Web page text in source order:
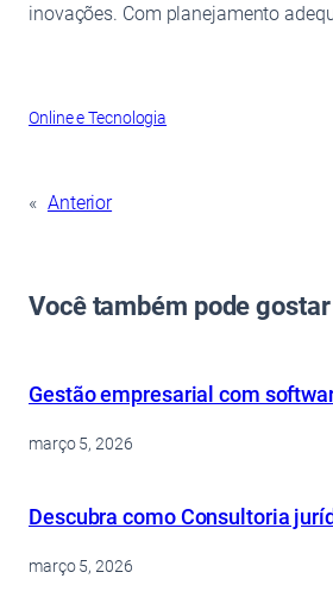
inovações. Com planejamento
Online e Tecnologia
« Anterior
Você também pode gostar
Gestão empresarial com
março 5, 2026
Descubra como Consultoria
março 5, 2026